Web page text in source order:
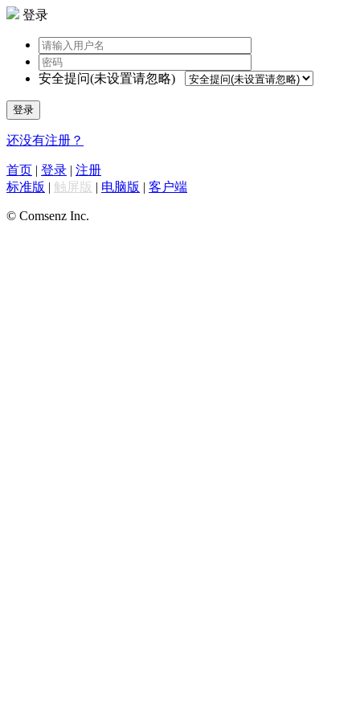
登录
安全提问(未设置请忽略)
登录
还没有注册？
首页 | 登录 | 注册
标准版 | 触屏版 | 电脑版 | 客户端
© Comsenz Inc.